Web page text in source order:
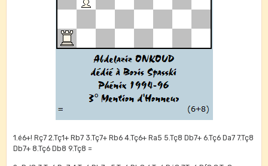
1.é6+! Rç7 2.Tç1+ Rb7 3.Tç7+ Rb6 4.Tç6+ Ra5 5.Tç8 Db7+ 6.Tç6 Da7 7.Tç8
Db7+ 8.Tç6 Db8 9.Tç8 =